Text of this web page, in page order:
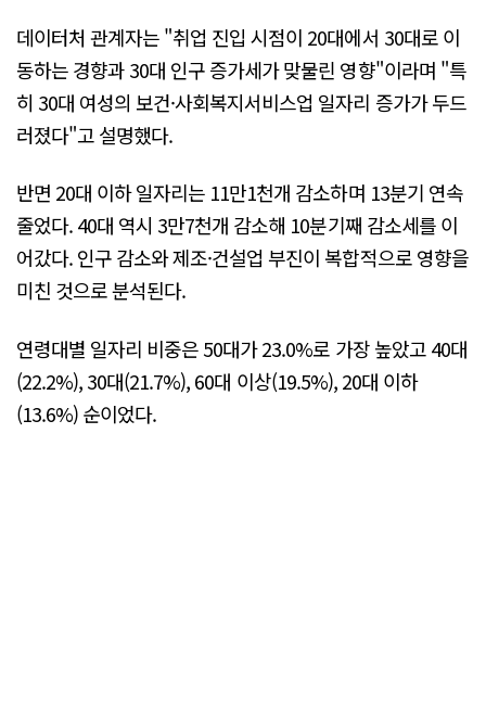
데이터처 관계자는 "취업 진입 시점이 20대에서 30대로 이
동하는 경향과 30대 인구 증가세가 맞물린 영향"이라며 "특
히 30대 여성의 보건·사회복지서비스업 일자리 증가가 두드
러졌다"고 설명했다.
반면 20대 이하 일자리는 11만1천개 감소하며 13분기 연속
줄었다. 40대 역시 3만7천개 감소해 10분기째 감소세를 이
어갔다. 인구 감소와 제조·건설업 부진이 복합적으로 영향을
미친 것으로 분석된다.
연령대별 일자리 비중은 50대가 23.0%로 가장 높았고 40대
(22.2%), 30대(21.7%), 60대 이상(19.5%), 20대 이하
(13.6%) 순이었다.